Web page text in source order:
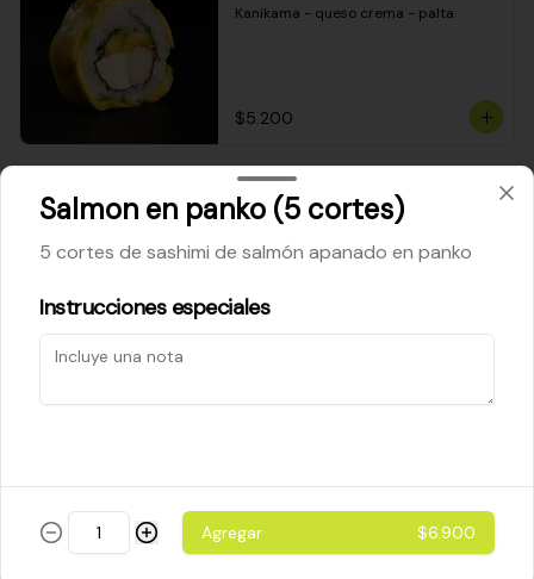
Kanikama - queso crema - palta
$5.200
Cheese Roll
Queso crema - palta - cebollín
$5.200
$5.800
Salmon en panko (5 cortes)
5 cortes de sashimi de salmón apanado en panko
Instrucciones especiales
Agregar $6.900